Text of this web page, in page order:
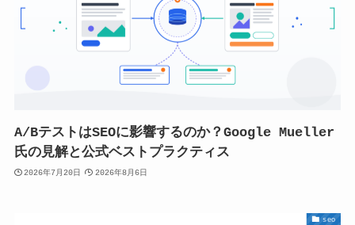
A/BテストはSEOに影響するのか？Google Mueller
氏の見解と公式ベストプラクティス
2026年7月20日 2026年8月6日
seo